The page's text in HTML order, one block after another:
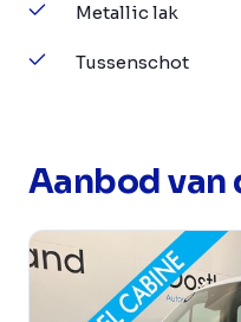
Metallic lak
Tussenschot
Aanbod van